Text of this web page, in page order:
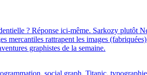
? Réponse ici-même. Sarkozy
rattrapent les images
graphistes de la semaine.